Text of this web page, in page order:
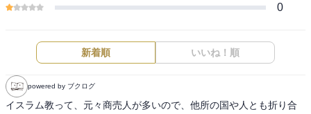
0
新着順 いいね！順
powered by ブクログ
イスラム教って、元々商売人が多いので、他所の国や人とも折り合